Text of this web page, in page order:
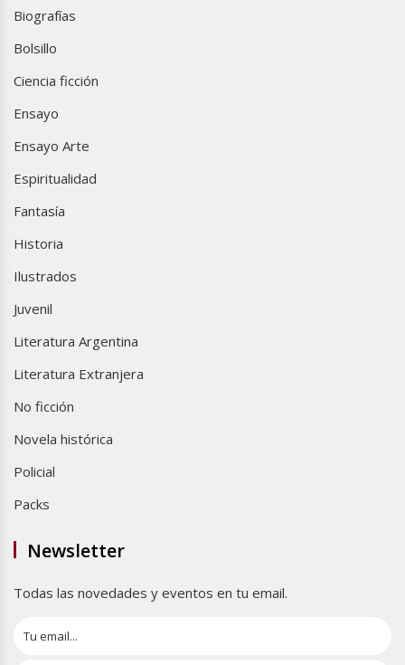
Biografías
Bolsillo
Ciencia ficción
Ensayo
Ensayo Arte
Espiritualidad
Fantasía
Historia
Ilustrados
Juvenil
Literatura Argentina
Literatura Extranjera
No ficción
Novela histórica
Policial
Packs
Newsletter
Todas las novedades y eventos en tu email.